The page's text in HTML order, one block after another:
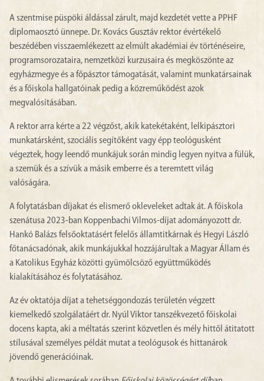
A szentmise püspöki áldással zárult, majd kezdetét vette a PPHF
diplomaosztó ünnepe. Dr. Kovács Gusztáv rektor évértékelő
beszédében visszaemlékezett az elmúlt akadémiai év történéseire,
programsorozataira, nemzetközi kurzusaira és megköszönte az
egyházmegye és a főpásztor támogatását, valamint munkatársainak
és a főiskola hallgatóinak pedig a közreműködést azok
megvalósításában.
A rektor arra kérte a 22 végzőst, akik katekétaként, lelkipásztori
munkatársként, szociális segítőként vagy épp teológusként
végeztek, hogy leendő munkájuk során mindig legyen nyitva a fülük,
a szemük és a szívük a másik emberre és a teremtett világ
valóságára.
A folytatásban díjakat és elismerő okleveleket adtak át. A főiskola
szenátusa 2023-ban Koppenbachi Vilmos-díjat adományozott dr.
Hankó Balázs felsőoktatásért felelős államtitkárnak és Hegyi László
főtanácsadónak, akik munkájukkal hozzájárultak a Magyar Állam és
a Katolikus Egyház közötti gyümölcsöző együttműködés
kialakításához és folytatásához.
Az év oktatója díjat a tehetséggondozás területén végzett
kiemelkedő szolgálatáért dr. Nyúl Viktor tanszékvezető főiskolai
docens kapta, aki a méltatás szerint közvetlen és mély hittől átitatott
stílusával személyes példát mutat a teológusok és hittanárok
jövendő generációinak.